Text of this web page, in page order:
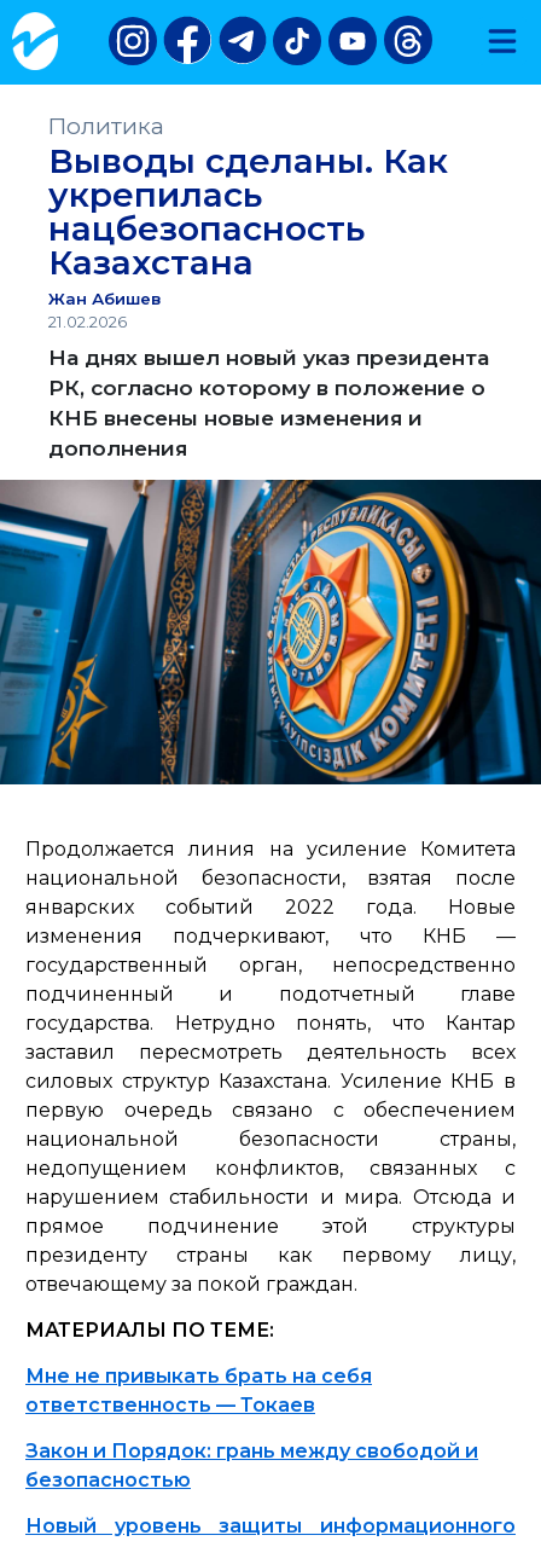
Политика
Выводы сделаны. Как
укрепилась
нацбезопасность
Казахстана
Жан Абишев
21.02.2026
На днях вышел новый указ президента
РК, согласно которому в положение о
КНБ внесены новые изменения и
дополнения
Продолжается линия на усиление Комитета
национальной безопасности, взятая после
январских событий 2022 года. Новые
изменения подчеркивают, что КНБ —
государственный орган, непосредственно
подчиненный и подотчетный главе
государства. Нетрудно понять, что Кантар
заставил пересмотреть деятельность всех
силовых структур Казахстана. Усиление КНБ в
первую очередь связано с обеспечением
национальной безопасности страны,
недопущением конфликтов, связанных с
нарушением стабильности и мира. Отсюда и
прямое подчинение этой структуры
президенту страны как первому лицу,
отвечающему за покой граждан.
МАТЕРИАЛЫ ПО ТЕМЕ:
Мне не привыкать брать на себя
ответственность — Токаев
Закон и Порядок: грань между свободой и
безопасностью
Новый уровень защиты информационного